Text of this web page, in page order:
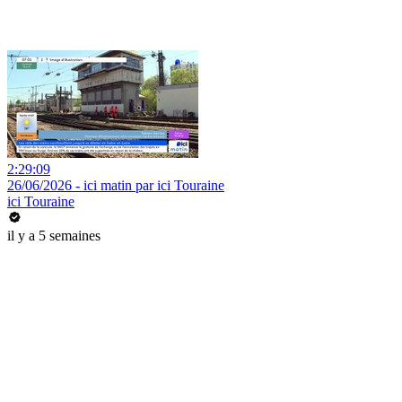
2:29:09
26/06/2026 - ici matin par ici Touraine
ici Touraine
il y a 5 semaines